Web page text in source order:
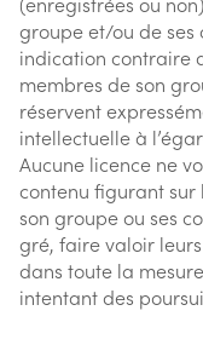
groupe et/ou de ses
indication contraire
membres de son
réservent
intellectuelle à
Aucune licence ne
contenu figurant sur
son groupe ou ses
gré, faire valoir
dans toute la
intentant des